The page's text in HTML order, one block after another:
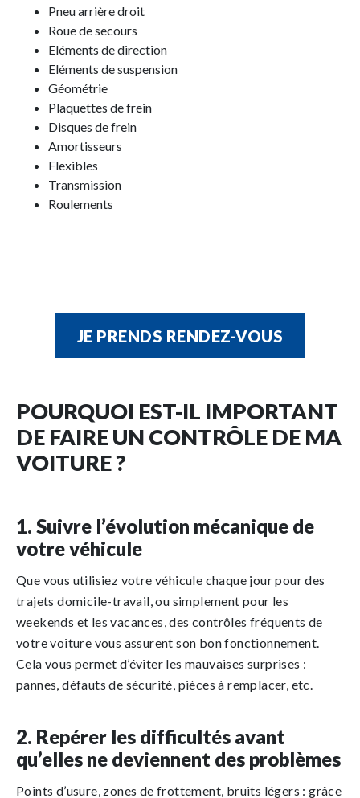
Pneu arrière droit
Roue de secours
Eléments de direction
Eléments de suspension
Géométrie
Plaquettes de frein
Disques de frein
Amortisseurs
Flexibles
Transmission
Roulements
JE PRENDS RENDEZ-VOUS
POURQUOI EST-IL IMPORTANT
DE FAIRE UN CONTRÔLE DE MA
VOITURE ?
1. Suivre l’évolution mécanique de
votre véhicule
Que vous utilisiez votre véhicule chaque jour pour des
trajets domicile-travail, ou simplement pour les
weekends et les vacances, des contrôles fréquents de
votre voiture vous assurent son bon fonctionnement.
Cela vous permet d’éviter les mauvaises surprises :
pannes, défauts de sécurité, pièces à remplacer, etc.
2. Repérer les difficultés avant
qu’elles ne deviennent des problèmes
Points d’usure, zones de frottement, bruits légers : grâce